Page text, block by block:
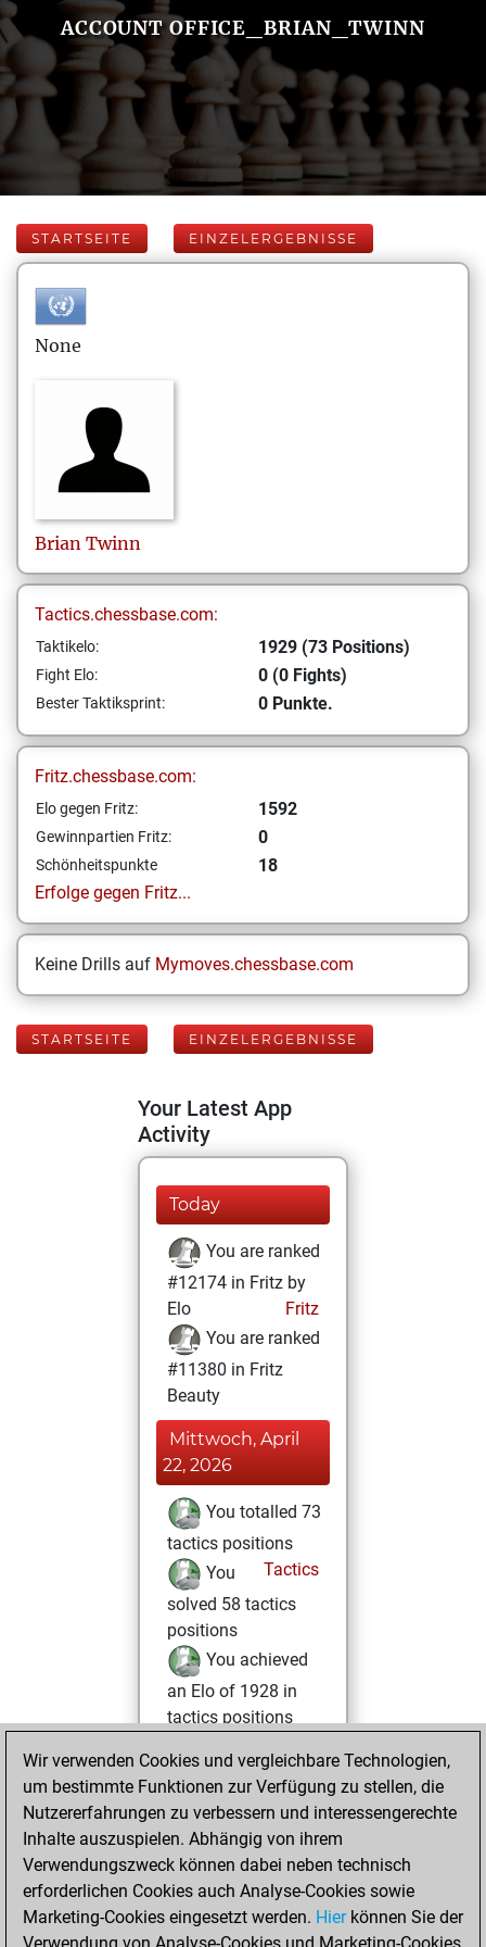
ACCOUNT OFFICE_BRIAN_TWINN
STARTSEITE EINZELERGEBNISSE
None
Brian Twinn
Tactics.chessbase.com:
Taktikelo: 1929 (73 Positions)
Fight Elo: 0 (0 Fights)
Bester Taktiksprint: 0 Punkte.
Fritz.chessbase.com:
Elo gegen Fritz: 1592
Gewinnpartien Fritz: 0
Schönheitspunkte
18
Erfolge gegen Fritz...
Keine Drills auf Mymoves.chessbase.com
STARTSEITE EINZELERGEBNISSE
Your Latest App
Activity
Today
You are ranked
#12174 in Fritz by
Elo
Fritz
You are ranked
#11380 in Fritz
Beauty
Mittwoch, April
22, 2026
You totalled 73
tactics positions
Tactics
You
solved 58 tactics
positions
You achieved
an Elo of 1928 in
tactics positions
Dienstag,
Dezember 30,
2025
You achieved a
BeautyScore of 18
Fritz
You
Wir verwenden Cookies und vergleichbare Technologien,
um bestimmte Funktionen zur Verfügung zu stellen, die
Nutzererfahrungen zu verbessern und interessengerechte
Inhalte auszuspielen. Abhängig von ihrem
Verwendungszweck können dabei neben technisch
erforderlichen Cookies auch Analyse-Cookies sowie
Marketing-Cookies eingesetzt werden. Hierkönnen Sie der